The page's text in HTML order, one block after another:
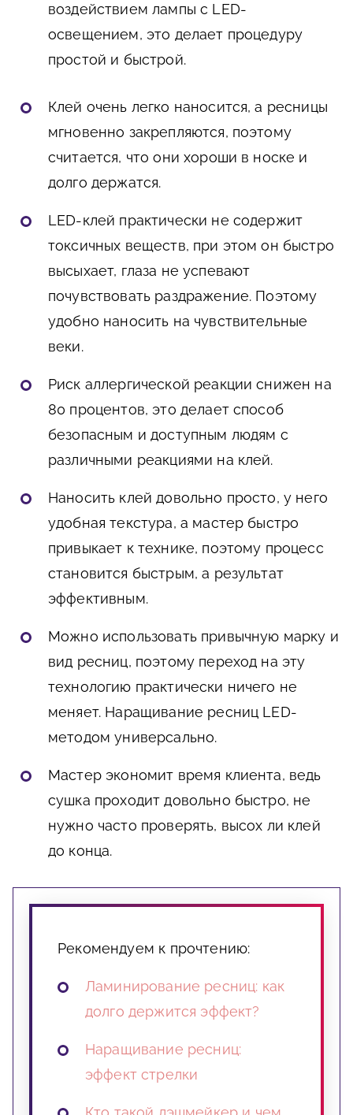
воздействием лампы с LED-
освещением, это делает процедуру
простой и быстрой.
Клей очень легко наносится, а ресницы
мгновенно закрепляются, поэтому
считается, что они хороши в носке и
долго держатся.
LED-клей практически не содержит
токсичных веществ, при этом он быстро
высыхает, глаза не успевают
почувствовать раздражение. Поэтому
удобно наносить на чувствительные
веки.
Риск аллергической реакции снижен на
80 процентов, это делает способ
безопасным и доступным людям с
различными реакциями на клей.
Наносить клей довольно просто, у него
удобная текстура, а мастер быстро
привыкает к технике, поэтому процесс
становится быстрым, а результат
эффективным.
Можно использовать привычную марку и
вид ресниц, поэтому переход на эту
технологию практически ничего не
меняет. Наращивание ресниц LED-
методом универсально.
Мастер экономит время клиента, ведь
сушка проходит довольно быстро, не
нужно часто проверять, высох ли клей
до конца.
Рекомендуем к прочтению:
Ламинирование ресниц: как
долго держится эффект?
Наращивание ресниц:
эффект стрелки